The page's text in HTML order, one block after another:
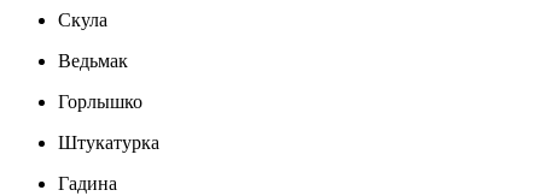
Скула
Ведьмак
Горлышко
Штукатурка
Гадина